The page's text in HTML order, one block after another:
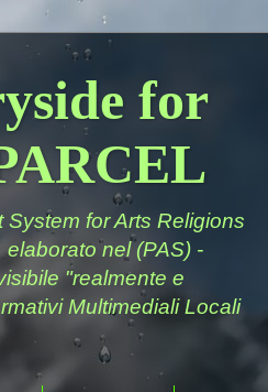
for
for Arts Religions
nel (PAS) -
"realmente e
Multimediali Locali